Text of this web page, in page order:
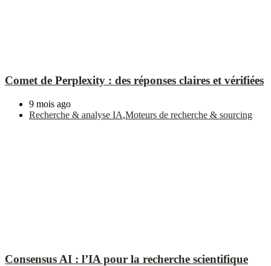
Comet de Perplexity : des réponses claires et vérifiées
9 mois ago
Recherche & analyse IA,Moteurs de recherche & sourcing
Consensus AI : l’IA pour la recherche scientifique